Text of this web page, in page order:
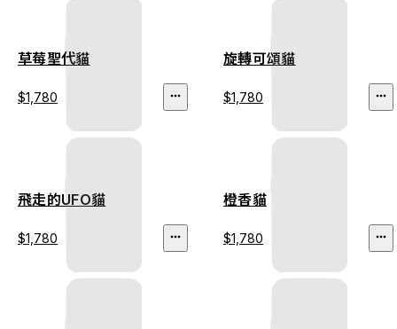
草莓聖代貓
$1,780
旋轉可頌貓
$1,780
飛走的UFO貓
$1,780
橙香貓
$1,780